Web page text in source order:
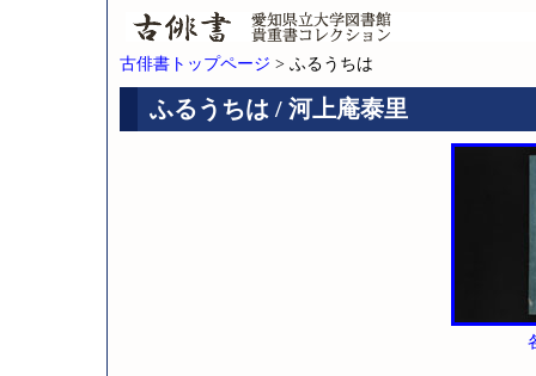
古俳書トップページ > ふるうちは
ふるうちは / 河上庵泰里